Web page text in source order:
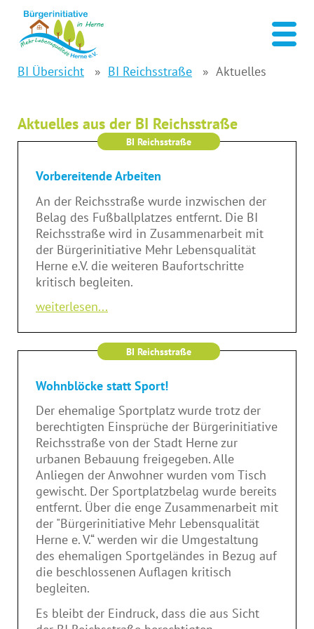
BI Übersicht BI Reichsstraße Aktuelles
Aktuelles aus der BI Reichsstraße
BI Reichsstraße
Vorbereitende Arbeiten
An der Reichsstraße wurde inzwischen der
Belag des Fußballplatzes entfernt. Die BI
Reichsstraße wird in Zusammenarbeit mit
der Bürgerinitiative Mehr Lebensqualität
Herne e.V. die weiteren Baufortschritte
kritisch begleiten.
weiterlesen...
BI Reichsstraße
Wohnblöcke statt Sport!
Der ehemalige Sportplatz wurde trotz der
berechtigten Einsprüche der Bürgerinitiative
Reichsstraße von der Stadt Herne zur
urbanen Bebauung freigegeben. Alle
Anliegen der Anwohner wurden vom Tisch
gewischt. Der Sportplatzbelag wurde bereits
entfernt. Über die enge Zusammenarbeit mit
der "Bürgerinitiative Mehr Lebensqualität
Herne e. V.“ werden wir die Umgestaltung
des ehemaligen Sportgeländes in Bezug auf
die beschlossenen Auflagen kritisch
begleiten.
Es bleibt der Eindruck, dass die aus Sicht